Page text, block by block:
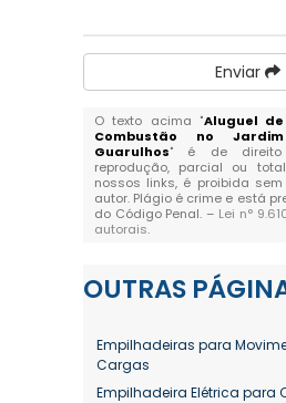
Enviar
O texto acima "Aluguel
Combustão no
Guarulhos" é de direito
reprodução, parcial ou
nossos links, é proibida
autor. Plágio é crime e está
do Código Penal. – Lei n°
autorais.
OUTRAS
Empilhadeiras para
Cargas
Empilhadeira Elétrica para